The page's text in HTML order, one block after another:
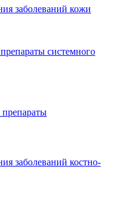
заболеваний кожи
системного
заболеваний костно-